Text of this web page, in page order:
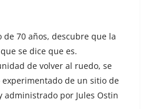
70 años, descubre que la
se dice que es.
de volver al ruedo, se
de un sitio de
administrado por Jules Ostin